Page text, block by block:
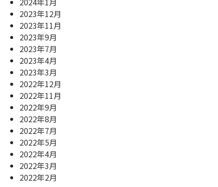
2023年12月
2023年11月
2023年9月
2023年7月
2023年4月
2023年3月
2022年12月
2022年11月
2022年9月
2022年8月
2022年7月
2022年5月
2022年4月
2022年3月
2022年2月